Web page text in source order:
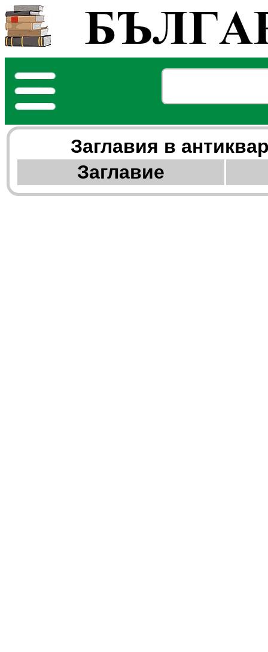
Заглaвия в
Заглавие